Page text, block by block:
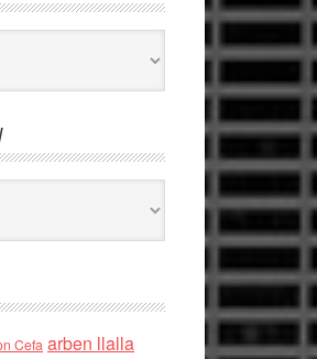
Cefa arben llalla